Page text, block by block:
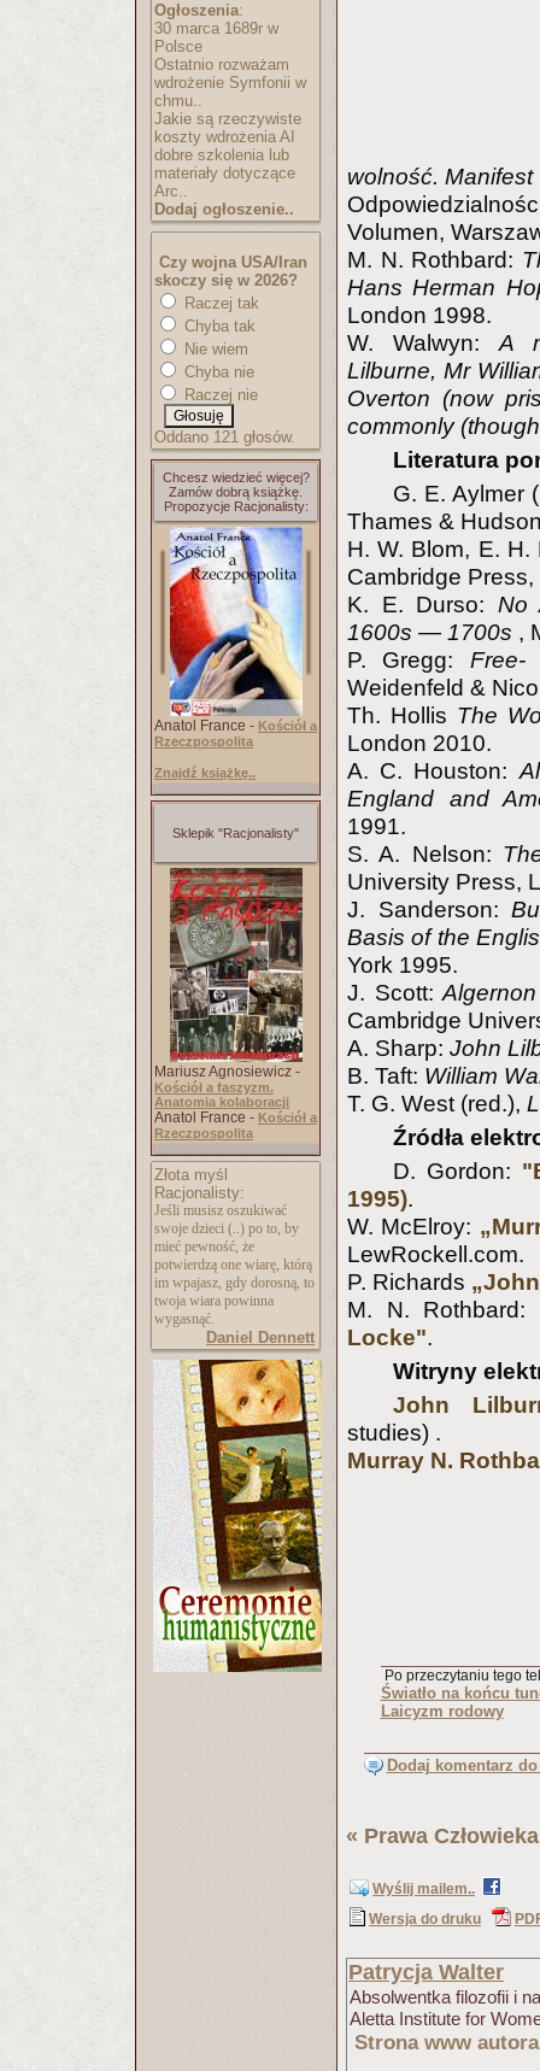
Ogłoszenia:
30 marca 1689r w
Polsce
Ostatnio rozważam
wdrożenie Symfonii w
chmu..
Jakie są rzeczywiste
koszty wdrożenia AI
dobre szkolenia lub
materiały dotyczące
Arc..
Dodaj ogłoszenie..
Czy wojna USA/Iran
skoczy się w 2026?
Raczej tak
Chyba tak
Nie wiem
Chyba nie
Raczej nie
Oddano 121 głosów.
Chcesz wiedzieć więcej?
Zamów dobrą książkę.
Propozycje Racjonalisty:
Anatol France - Kościół a
Rzeczpospolita
Znajdź książkę..
Sklepik "Racjonalisty"
Mariusz Agnosiewicz -
Kościół a faszyzm.
Anatomia kolaboracji
Anatol France - Kościół a
Rzeczpospolita
Złota myśl
Racjonalisty:
Jeśli musisz oszukiwać
swoje dzieci (..) po to, by
mieć pewność, że
potwierdzą one wiarę, którą
im wpajasz, gdy dorosną, to
twoja wiara powinna
wygasnąć.
Daniel Dennett
wolność.
Volumen,
M. N. Rothbard:
Hans Herman
London 1998.
W. Walwyn: A
Lilburne, Mr
Overton (now
commonly
Literatura
G. E. Aylmer
Thames &
H. W. Blom, E.
Cambridge
K. E. Durso: No
1600s — 1700s ,
P. Gregg: Free-
Weidenfeld &
Th. Hollis The
London 2010.
A. C. Houston:
England and
1991.
S. A. Nelson:
University Press,
J. Sanderson:
Basis of the
York 1995.
J. Scott:
Cambridge
A. Sharp: John
B. Taft: William
T. G. West (red.),
Źródła
D. Gordon:
1995).
W. McElroy:
LewRockell.com.
P. Richards
M. N. Rothbard:
Locke".
Witryny
John
studies) .
Murray N.
Po przeczytaniu tego
Światło na końcu
Laicyzm rodowy
Dodaj komentarz
« Prawa Człowieka
Wyślij mailem..
Wersja do druku
Patrycja Walter
Absolwentka filozofii i
Aletta Institute for
Strona www autora